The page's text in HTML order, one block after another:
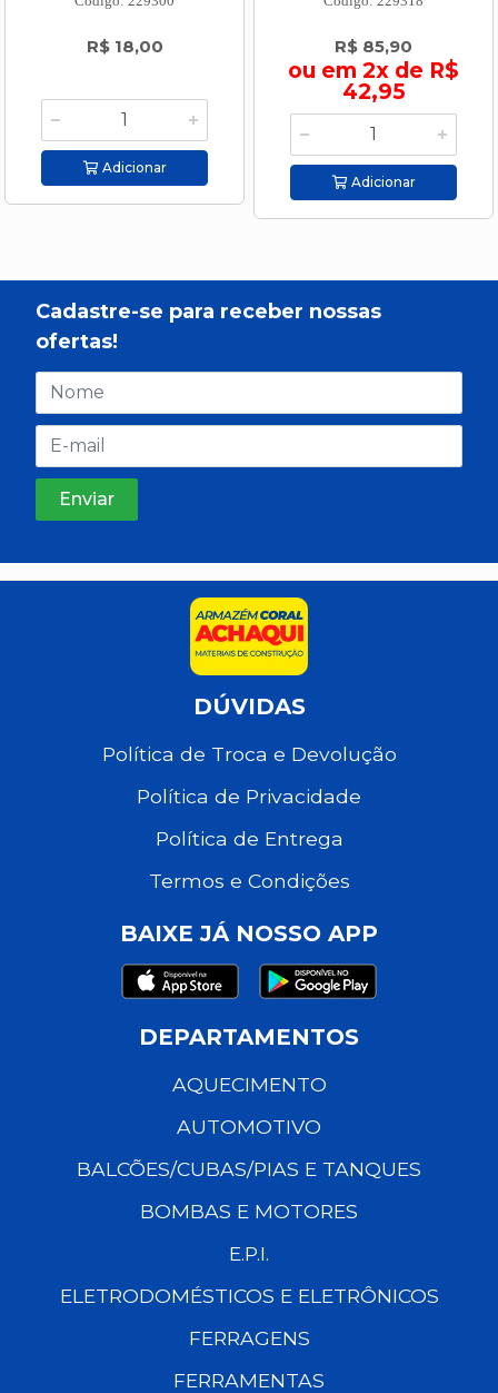
R$ 18,00
Adicionar
R$ 85,90
ou em 2x de R$
42,95
Adicionar
Cadastre-se para receber nossas
ofertas!
DÚVIDAS
Política de Troca e Devolução
Política de Privacidade
Política de Entrega
Termos e Condições
BAIXE JÁ NOSSO APP
DEPARTAMENTOS
AQUECIMENTO
AUTOMOTIVO
BALCÕES/CUBAS/PIAS E TANQUES
BOMBAS E MOTORES
E.P.I.
ELETRODOMÉSTICOS E ELETRÔNICOS
FERRAGENS
FERRAMENTAS